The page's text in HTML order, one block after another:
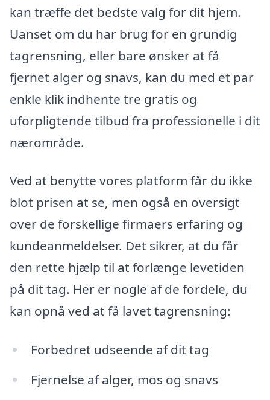
kan træffe det bedste valg for dit hjem.
Uanset om du har brug for en grundig
tagrensning, eller bare ønsker at få
fjernet alger og snavs, kan du med et par
enkle klik indhente tre gratis og
uforpligtende tilbud fra professionelle i dit
nærområde.
Ved at benytte vores platform får du ikke
blot prisen at se, men også en oversigt
over de forskellige firmaers erfaring og
kundeanmeldelser. Det sikrer, at du får
den rette hjælp til at forlænge levetiden
på dit tag. Her er nogle af de fordele, du
kan opnå ved at få lavet tagrensning:
Forbedret udseende af dit tag
Fjernelse af alger, mos og snavs